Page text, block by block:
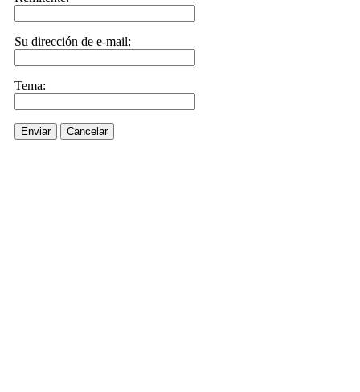
Su dirección de e-mail:
Tema:
Enviar Cancelar